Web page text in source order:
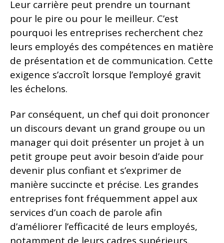
Leur carrière peut prendre un tournant
pour le pire ou pour le meilleur. C’est
pourquoi les entreprises recherchent chez
leurs employés des compétences en matière
de présentation et de communication. Cette
exigence s’accroît lorsque l’employé gravit
les échelons.
Par conséquent, un chef qui doit prononcer
un discours devant un grand groupe ou un
manager qui doit présenter un projet à un
petit groupe peut avoir besoin d’aide pour
devenir plus confiant et s’exprimer de
manière succincte et précise. Les grandes
entreprises font fréquemment appel aux
services d’un coach de parole afin
d’améliorer l’efficacité de leurs employés,
notamment de leurs cadres supérieurs.